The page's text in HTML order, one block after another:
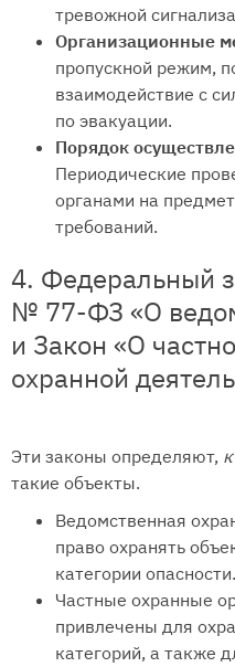
тревожной
Организационные
пропускной режим,
взаимодействие с
по эвакуации.
Порядок
Периодические
органами на
требований.
4. Федеральный
№ 77-ФЗ «О
и Закон «О
охранной
Эти законы определяют,
такие объекты.
Ведомственная
право охранять
категории опасности.
Частные охранные
привлечены для
категорий, а также